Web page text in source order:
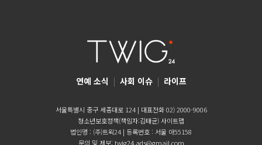
연예 소식 | 사회 이슈 | 라이프
서울특별시 중구 세종대로 124 | 대표전화 02) 2000-9006
청소년보호정책(책임자:김태균)사이트맵
법인명 : (주)트윅24 | 등록번호 : 서울 아55158
문의 및 제보: twig24.ads@gmail.com